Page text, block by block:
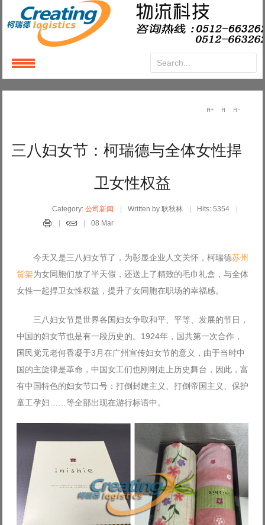
三八妇女节：柯瑞德与全体女性捍
卫女性权益
Category:公司新闻 Written by 耿秋林
Hits: 5354
08 Mar
今天又是三八妇女节了，为彰显企业人文关怀，柯瑞德苏州
货架为女同胞们放了半天假，还送上了精致的毛巾礼盒，与全体
女性一起捍卫女性权益，提升了女同胞在职场的幸福感。
三八妇女节是世界各国妇女争取和平、平等、发展的节日，
中国的妇女节也是有一段历史的。1924年，国共第一次合作，
国民党元老何香凝于3月在广州宣传妇女节的意义，由于当时中
国的主旋律是革命，中国女工们也刚刚走上历史舞台，因此，富
有中国特色的妇女节口号：打倒封建主义、打倒帝国主义、保护
童工孕妇……等全部出现在游行标语中。
LoginorRegister
Remember Me
Log in with Facebook
Forgot your password?